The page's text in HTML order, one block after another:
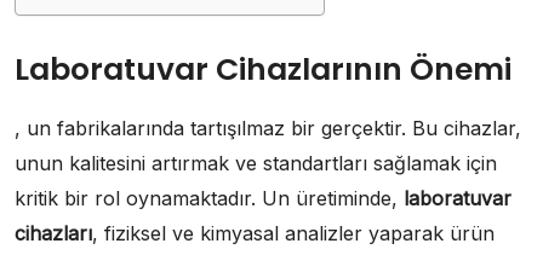
Laboratuvar Cihazlarının Önemi
, un fabrikalarında tartışılmaz bir gerçektir. Bu cihazlar,
unun kalitesini artırmak ve standartları sağlamak için
kritik bir rol oynamaktadır. Un üretiminde, laboratuvar
cihazları, fiziksel ve kimyasal analizler yaparak ürün